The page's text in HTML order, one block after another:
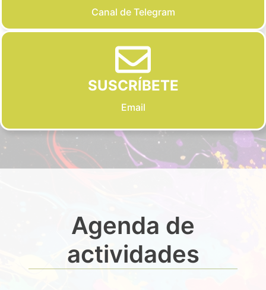
Canal de Telegram
SUSCRÍBETE
Email
Agenda de
actividades